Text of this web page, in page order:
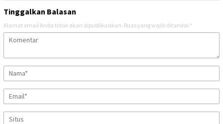
Tinggalkan Balasan
Alamat email Anda tidak akan dipublikasikan. Ruas yang wajib ditandai *